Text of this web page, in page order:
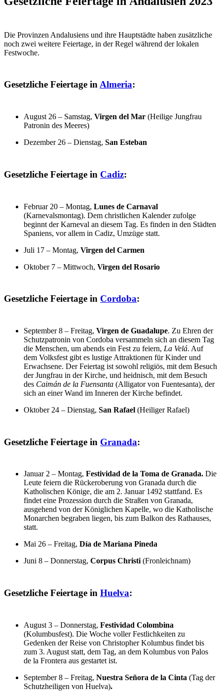
Die Provinzen Andalusiens und ihre Hauptstädte haben zusätzliche
noch zwei weitere Feiertage, in der Regel während der lokalen
Festwoche.
Gesetzliche Feiertage inAlmeria:
August 26 – Samstag, Virgen del Mar (Heilige Jungfrau
Patronin des Meeres)
Dezember 26 – Dienstag, San Esteban
Gesetzliche Feiertage in Cadiz:
Februar 20 – Montag, Lunes de Carnaval
(Karnevalsmontag). Dem christlichen Kalender zufolge
beginnt der Karneval an diesem Tag. Es finden in den Städten
Spaniens, vor allem in Cadiz, Umzüge statt.
Juli 17 – Montag, Virgen del Carmen
Oktober 7 – Mittwoch, Virgen del Rosario
Gesetzliche Feiertage in Cordoba:
September 8 – Freitag, Virgen de Guadalupe. Zu Ehren der
Schutzpatronin von Cordoba versammeln sich an diesem Tag
die Menschen, um abends ein Fest zu feiern, La Velá. Auf
dem Volksfest gibt es lustige Attraktionen für Kinder und
Erwachsene. Der Feiertag ist sowohl religiös, mit dem Besuch
der Jungfrau in der Kirche, und heidnisch, mit dem Besuch
des Caimán de la Fuensanta (Alligator von Fuentesanta), der
sich an einer Wand im Inneren der Kirche befindet.
Oktober 24 – Dienstag, San Rafael (Heiliger Rafael)
Gesetzliche Feiertage in Granada:
Januar 2 – Montag, Festividad de la Toma de Granada. Die
Leute feiern die Rückeroberung von Granada durch die
Katholischen Könige, die am 2. Januar 1492 stattfand. Es
findet eine Prozession durch die Straßen von Granada,
ausgehend von der Königlichen Kapelle, wo die Katholische
Monarchen begraben liegen, bis zum Balkon des Rathauses,
statt.
Mai 26 – Freitag, Día de Mariana Pineda
Juni 8 – Donnerstag, Corpus Christi(Fronleichnam)
Gesetzliche Feiertage in Huelva:
August 3 – Donnerstag, Festividad Colombina
(Kolumbusfest). Die Woche voller Festlichkeiten zu
Gedenken der Reise von Christopher Kolumbus findet bis
zum 3. August statt, dem Tag, an dem Kolumbus von Palos
de la Frontera aus gestartet ist.
September 8 – Freitag, Nuestra Señora de la Cinta (Tag der
Schutzheiligen von Huelva).